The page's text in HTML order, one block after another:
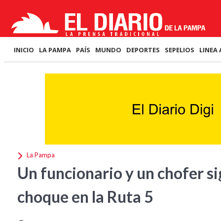
INICIO LA PAMPA PAÍS MUNDO DEPORTES SEPELIOS LINEA
La Pampa
Un funcionario y un chofer
choque en la Ruta 5